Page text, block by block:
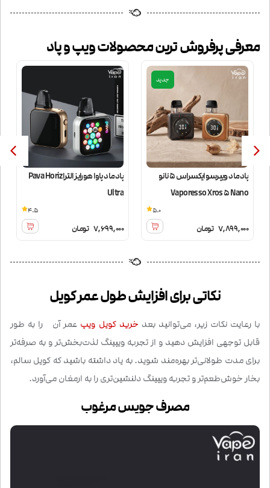
معرفی پرفروش ترین محصولات ویپ و پاد
جدید
پادماد ویپرسو ایکسراس 5 نانو
Vaporesso Xros 5 Nano
7,899,000 تومان
5.0
پادماد پاوا هورایز الترا Pava Horiz
Ultra
7,699,000 تومان
4.5
نکاتی برای افزایش طول عمر کویل
با رعایت نکات زیر، می‌توانید بعد خرید کویل ویپ عمر آن را به طور
قابل توجهی افزایش دهید و از تجربه ویپینگ لذت‌بخش‌تر و به صرفه‌تر
برای مدت طولانی‌تر بهره‌مند شوید. به یاد داشته باشید که کویل سالم،
بخار خوش‌طعم‌تر و تجربه ویپینگ دلنشین‌تری را به ارمغان می‌آورد.
مصرف جویس مرغوب